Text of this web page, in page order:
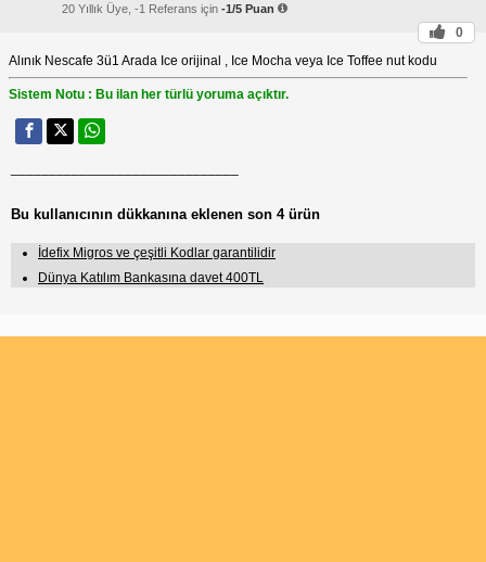
20 Yıllık Üye, -1 Referans için -1/5 Puan
0
Alınık Nescafe 3ü1 Arada Ice orijinal , Ice Mocha veya Ice Toffee nut kodu
Sistem Notu : Bu ilan her türlü yoruma açıktır.
Bu kullanıcının dükkanına eklenen son 4 ürün
İdefix Migros ve çeşitli Kodlar garantilidir
Dünya Katılım Bankasına davet 400TL